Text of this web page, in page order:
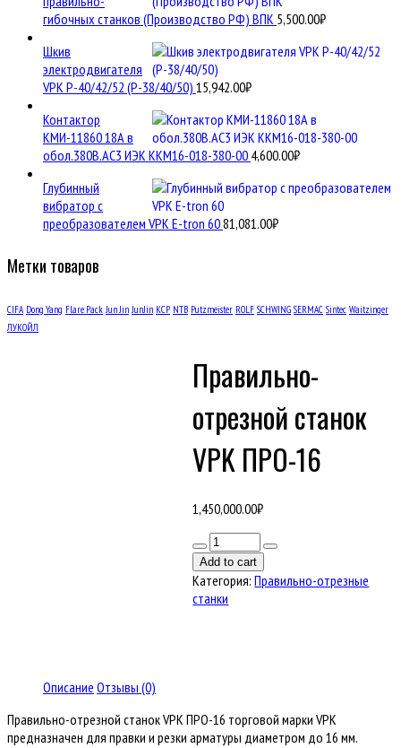
гибочных станков (Производство РФ) ВПК 5,500.00₽
Шкив
электродвигателя
VPK Р-40/42/52 (Р-38/40/50) 15,942.00₽
Контактор
КМИ-11860 18А в
обол.380В.АС3 ИЭК ККМ16-018-380-00 4,600.00₽
Глубинный
вибратор с
преобразователем VPK E-tron 6081,081.00₽
Метки товаров
CIFA Dong Yang Flare Pack Jun Jin JunJin KCP NTB Putzmeister ROLF SCHWING SERMAC Sintec Waitzinger
ЛУКОЙЛ
Правильно-
отрезной станок
VPK ПРО-16
1,450,000.00₽
Количество
товара
Правильно-
отрезной
станок
Add to cart
Категория:Правильно-отрезные
станки
Описание Отзывы (0)
Правильно-отрезной станок VPK ПРО-16 торговой марки VPK
предназначен для правки и резки арматуры диаметром до 16 мм.